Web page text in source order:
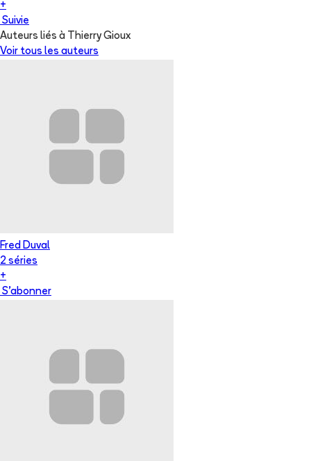
+
Suivie
Auteurs liés à Thierry Gioux
Voir tous les auteurs
Fred Duval
2 séries
+
S'abonner